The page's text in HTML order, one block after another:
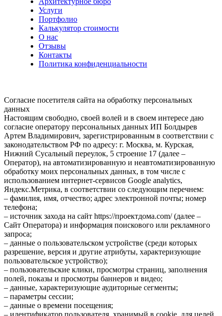
Услуги
Портфолио
Калькулятор стоимости
О нас
Отзывы
Контакты
Политика конфиденциальности
Согласие посетителя сайта на обработку персональных
данных
Настоящим свободно, своей волей и в своем интересе даю
согласие оператору персональных данных ИП Болдырев
Артем Владимирович, зарегистрированным в соответствии с
законодательством РФ по адресу: г. Москва, м. Курская,
Нижний Сусальный переулок, 5 строение 17 (далее –
Оператор), на автоматизированную и неавтоматизированную
обработку моих персональных данных, в том числе с
использованием интернет-сервисов Google analytics,
Яндекс.Метрика, в соответствии со следующим перечнем:
– фамилия, имя, отчество; адрес электронной почты; номер
телефона;
– источник захода на сайт https://проектдома.com/ (далее –
Сайт Оператора) и информация поискового или рекламного
запроса;
– данные о пользовательском устройстве (среди которых
разрешение, версия и другие атрибуты, характеризующие
пользовательское устройство);
– пользовательские клики, просмотры страниц, заполнения
полей, показы и просмотры баннеров и видео;
– данные, характеризующие аудиторные сегменты;
– параметры сессии;
– данные о времени посещения;